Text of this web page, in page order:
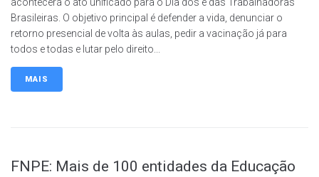
Brasileiras. O objetivo principal é defender a vida, denunciar o
retorno presencial de volta às aulas, pedir a vacinação já para
todos e todas e lutar pelo direito...
MAIS
FNPE: Mais de 100 entidades da Educação